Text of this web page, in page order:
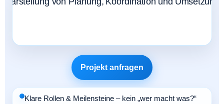
Projekt anfragen
Klare Rollen & Meilensteine – kein „wer macht was?“